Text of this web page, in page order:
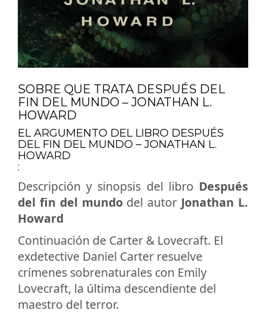
SOBRE QUE TRATA DESPUÉS DEL
FIN DEL MUNDO – JONATHAN L.
HOWARD
EL ARGUMENTO DEL LIBRO DESPUÉS
DEL FIN DEL MUNDO – JONATHAN L.
HOWARD
:
Descripción y sinopsis del libro Después
del fin del mundo del autor Jonathan L.
Howard
Continuación de Carter & Lovecraft. El
exdetective Daniel Carter resuelve
crímenes sobrenaturales con Emily
Lovecraft, la última descendiente del
maestro del terror.